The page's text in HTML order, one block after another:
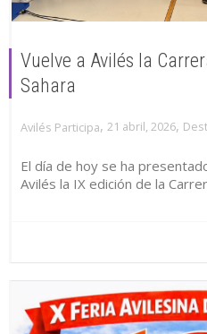
Vuelve a Avilés la
Sahara
Avilés Participa, 21 abril, 2026,
El día de hoy se ha
Avilés la IX edición de la